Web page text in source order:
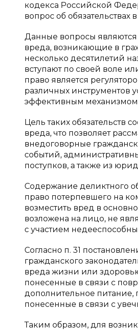
кодекса Российской
вопрос об обязательствах
Данные вопросы являются
вреда, возникающие в
несколько десятилетий
вступают по своей воле
право является
различных инструментов
эффективным
Цель таких обязательств
вреда, что позволяет
внедоговорные
событий,
поступков, а также из
Содержание деликтного
право потерпевшего на
возместить вред в
возложена на лицо, не
с участием
Согласно п. 31
гражданского
вреда жизни или
понесенные в связи с
дополнительное питание,
понесенные в связи с
Таким образом, для